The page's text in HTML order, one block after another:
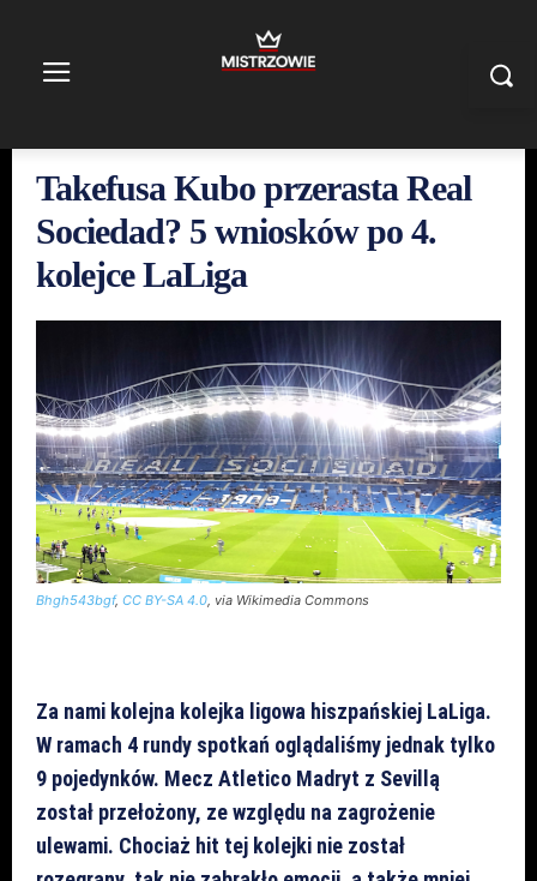
Takefusa Kubo przerasta Real
Sociedad? 5 wniosków po 4.
kolejce LaLiga
Bhgh543bgf, CC BY-SA 4.0 , via Wikimedia Commons
Za nami kolejna kolejka ligowa hiszpańskiej LaLiga.
W ramach 4 rundy spotkań oglądaliśmy jednak tylko
9 pojedynków. Mecz Atletico Madryt z Sevillą
został przełożony, ze względu na zagrożenie
ulewami. Chociaż hit tej kolejki nie został